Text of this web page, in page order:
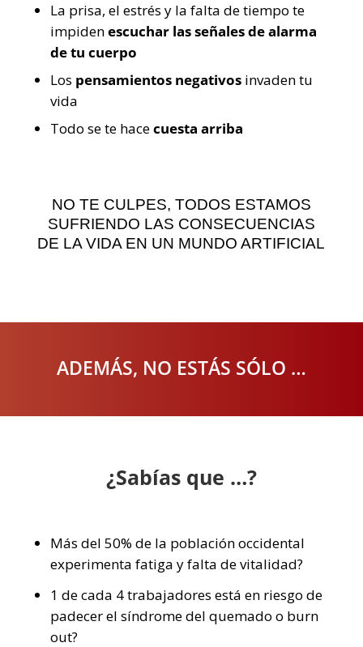
La prisa, el estrés y la falta de tiempo te
impidenescuchar las señales de alarma
de tu cuerpo
Los pensamientos negativosinvaden tu
vida
Todo se te hacecuesta arriba
NO TE CULPES, TODOS ESTAMOS
SUFRIENDO LAS CONSECUENCIAS
DE LA VIDA EN UN MUNDO ARTIFICIAL
ADEMÁS, NO ESTÁS SÓLO …
¿Sabías que …?
Más del 50% de la población occidental
experimenta fatiga y falta de vitalidad?
1 de cada 4 trabajadores está en riesgo de
padecer el síndrome del quemado o burn
out?